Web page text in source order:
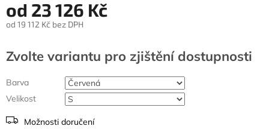
od 23 126 Kč
od 19 112 Kč bez DPH
cena:
Zvolte variantu
Barva
Velikost
Možnosti doručení